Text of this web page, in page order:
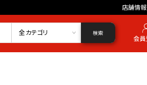
店舗情報
全カテゴリ 検索